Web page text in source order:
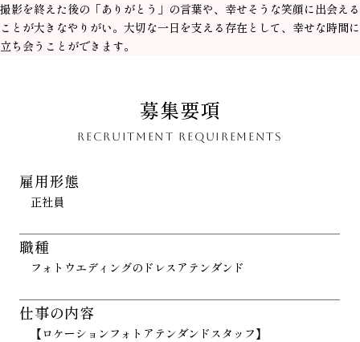
撮影を終えた後の「ありがとう」の言葉や、幸せそうな笑顔に出会える
ことが大きなやりがい。大切な一日を支える存在として、幸せな時間に
立ち会うことができます。
募集要項
RECRUITMENT REQUIREMENTS
雇用形態
正社員
職種
フォトウエディングのドレスアテンダンド
仕事の内容
【ロケーションフォトアテンダンドスタッフ】